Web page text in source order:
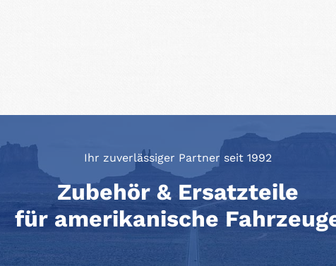
Ihr zuverlässiger Partner seit 1992
Zubehör & Ersatzteile
für amerikanische